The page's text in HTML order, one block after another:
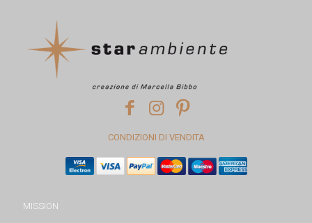
CONDIZIONI DI VENDITA
MISSION